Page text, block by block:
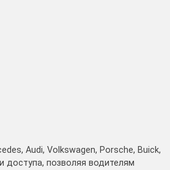
Audi, Volkswagen, Porsche, Buick,
доступа, позволяя водителям